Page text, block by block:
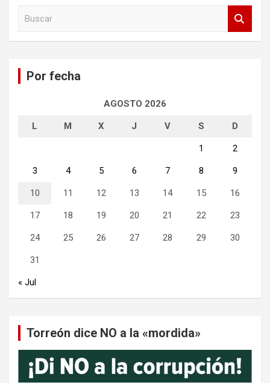
Por fecha
AGOSTO 2026
L M X J V S D
1 2
3 4 5 6 7 8 9
10 11 12 13 14 15 16
17 18 19 20 21 22 23
24 25 26 27 28 29 30
31
« Jul
Torreón dice NO a la «mordida»